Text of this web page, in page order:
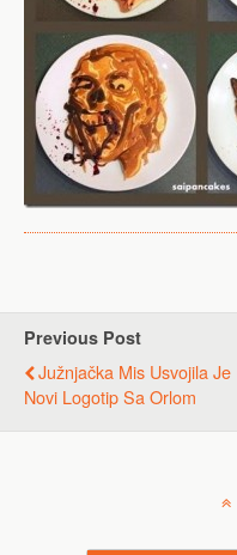
Previous Post
Južnjačka Mis Usvojila Je
Novi Logotip Sa Orlom